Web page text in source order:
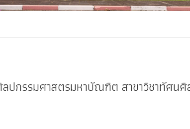
ปกรรมศาสตรมหาบัณฑิต สาขาวิชาทัศน